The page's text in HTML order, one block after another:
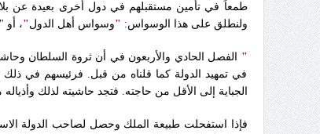
طمعاً في تأمين مستقبلهم في دول أخرى بعيدة عن
ولنطلق على هذا الوسواس: "وسواس أهل الدول"،
"
الفصل الحادي والأربعون في أن ثروة السلطان
في تمهيد الدولة كما قلناه من قبل‏.‏ فرئيسهم في
الجباية إلى الأقل من حاجته‏.‏ فتجد حاشيته لذلك
فإذا استفحلت طبيعة الملك وحصل لصاحب الدولة